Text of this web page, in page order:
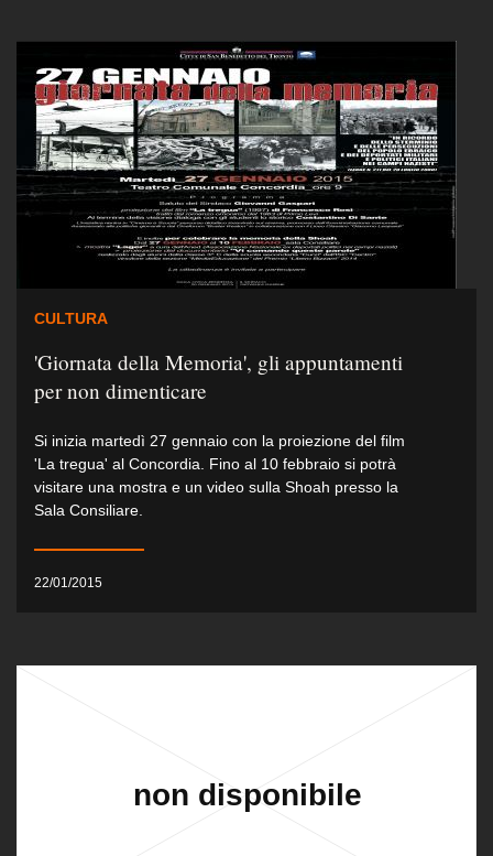
CULTURA
'Giornata della Memoria', gli appuntamenti
per non dimenticare
Si inizia martedì 27 gennaio con la proiezione del film
'La tregua' al Concordia. Fino al 10 febbraio si potrà
visitare una mostra e un video sulla Shoah presso la
Sala Consiliare.
22/01/2015